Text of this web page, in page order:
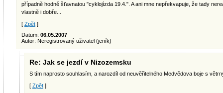
případně hodně šťavnatou "cyklojízda 19.4.". A ani mne nepřekvapuje, že tady
vlastně i dobře...
[ Zpět ]
Datum: 06.05.2007
Autor: Neregistrovaný uživatel (jeník)
Re: Jak se jezdí v Nizozemsku
S tím naprosto souhlasím, a narozdíl od neuvěřitelného Medvědova boje s
[ Zpět ]